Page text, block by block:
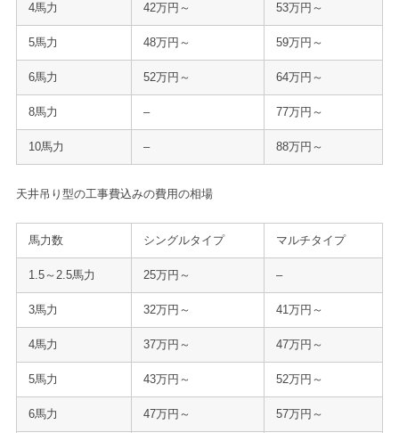
4馬力 42万円～ 53万円～
5馬力 48万円～ 59万円～
6馬力 52万円～ 64万円～
8馬力 – 77万円～
10馬力 – 88万円～
天井吊り型の工事費込みの費用の相場
馬力数 シングルタイプ マルチタイプ
1.5～2.5馬力 25万円～ –
3馬力 32万円～ 41万円～
4馬力 37万円～ 47万円～
5馬力 43万円～ 52万円～
6馬力 47万円～ 57万円～